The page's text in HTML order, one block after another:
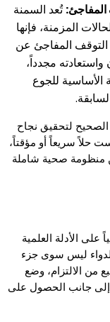
المفاجئ:تُعد السمنة
المزمنة، فإنها
التوقف المفاجئ عن
واستعادته مجدداً،
للجوع
لتحقيق نجاح
حلاً سريعاً أو مؤقتاً،
منظومة صحية شاملة
على الأدلة العلمية
ليس سوى جزء
من الالتزام، وضع
إلى جانب الحصول على